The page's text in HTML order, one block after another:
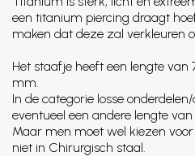
een titanium piercing draagt
maken dat deze zal verkleuren
Het staafje heeft een lengte van
mm.
In de categorie losse
eventueel een andere lengte
Maar men moet wel kiezen
niet in Chirurgisch staal.